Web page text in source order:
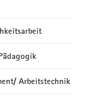
Arbeitstechnik